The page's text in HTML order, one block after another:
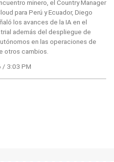
minero, el Country Manager
para Perú y Ecuador, Diego
los avances de la IA en el
además del despliegue de
en las operaciones de
otros cambios.
3:03 PM